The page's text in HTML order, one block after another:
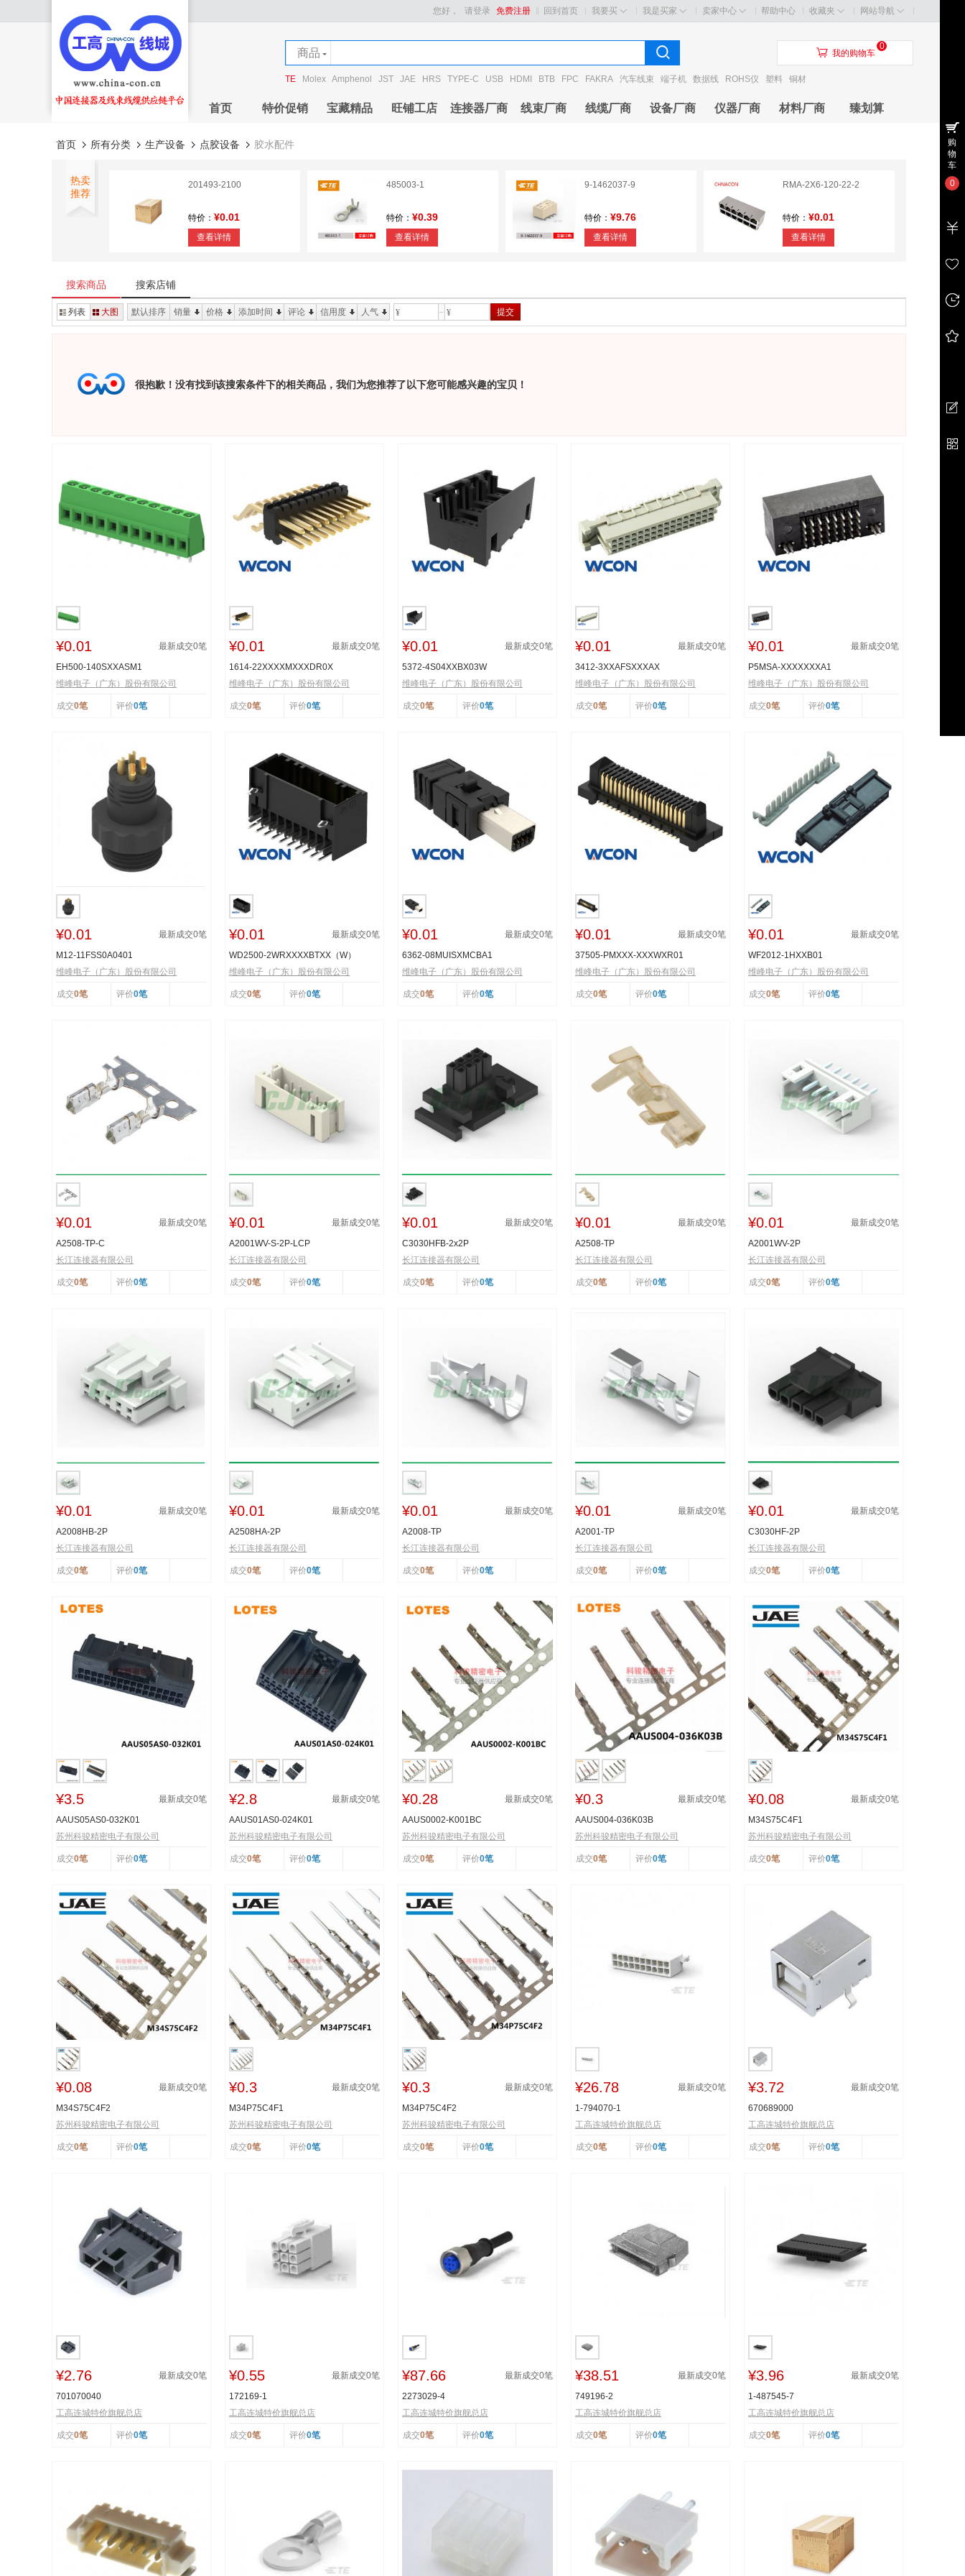
回到首页 我要买 我是买家 卖家中心 帮助中心 收藏夹 网站导航
您好， 请登录 免费注册
商品
店铺
TE Molex Amphenol JST JAE HRS TYPE-C USB HDMI BTB FPC FAKRA 汽车线束 端子机 数据线 ROHS仪 塑料 铜材
󰃦 我的购物车
0
首页 特价促销 宝藏精品 旺铺工店 连接器厂商 线束厂商 线缆厂商 设备厂商 仪器厂商 材料厂商 臻划算
首页 所有分类 生产设备 点胶设备 胶水配件
热卖
推荐
201493-2100
特价： ¥0.01
查看详情
485003-1
特价： ¥0.39
查看详情
9-1462037-9
特价： ¥9.76
查看详情
RMA-2X6-120-22-2
特价： ¥0.01
查看详情
特价：¥0
查看详情
搜索商品 搜索店铺
列表 大图 默认排序 销量 价格 添加时间 评论 信用度 人气 ¥ ¥ 提交
很抱歉！没有找到该搜索条件下的相关商品，我们为您推荐了以下您可能感兴趣的宝贝！
¥0.01 最新成交0笔
EH500-140SXXASM1
维峰电子（广东）股份有限公司
成交0笔 评价0笔
¥0.01 最新成交0笔
1614-22XXXXMXXXDR0X
维峰电子（广东）股份有限公司
成交0笔 评价0笔
¥0.01 最新成交0笔
5372-4S04XXBX03W
维峰电子（广东）股份有限公司
成交0笔 评价0笔
¥0.01 最新成交0笔
3412-3XXAFSXXXAX
维峰电子（广东）股份有限公司
成交0笔 评价0笔
¥0.01 最新成交0笔
P5MSA-XXXXXXXA1
维峰电子（广东）股份有限公司
成交0笔 评价0笔
¥0.01 最新成交0笔
M12-11FSS0A0401
维峰电子（广东）股份有限公司
成交0笔 评价0笔
¥0.01 最新成交0笔
WD2500-2WRXXXXBTXX（W）
维峰电子（广东）股份有限公司
成交0笔 评价0笔
¥0.01 最新成交0笔
6362-08MUISXMCBA1
维峰电子（广东）股份有限公司
成交0笔 评价0笔
¥0.01 最新成交0笔
37505-PMXXX-XXXWXR01
维峰电子（广东）股份有限公司
成交0笔 评价0笔
¥0.01 最新成交0笔
WF2012-1HXXB01
维峰电子（广东）股份有限公司
成交0笔 评价0笔
¥0.01 最新成交0笔
A2508-TP-C
长江连接器有限公司
成交0笔 评价0笔
¥0.01 最新成交0笔
A2001WV-S-2P-LCP
长江连接器有限公司
成交0笔 评价0笔
¥0.01 最新成交0笔
C3030HFB-2x2P
长江连接器有限公司
成交0笔 评价0笔
¥0.01 最新成交0笔
A2508-TP
长江连接器有限公司
成交0笔 评价0笔
¥0.01 最新成交0笔
A2001WV-2P
长江连接器有限公司
成交0笔 评价0笔
¥0.01 最新成交0笔
A2008HB-2P
长江连接器有限公司
成交0笔 评价0笔
¥0.01 最新成交0笔
A2508HA-2P
长江连接器有限公司
成交0笔 评价0笔
¥0.01 最新成交0笔
A2008-TP
长江连接器有限公司
成交0笔 评价0笔
¥0.01 最新成交0笔
A2001-TP
长江连接器有限公司
成交0笔 评价0笔
¥0.01 最新成交0笔
C3030HF-2P
长江连接器有限公司
成交0笔 评价0笔
¥3.5 最新成交0笔
AAUS05AS0-032K01
苏州科骏精密电子有限公司
成交0笔 评价0笔
¥2.8 最新成交0笔
AAUS01AS0-024K01
苏州科骏精密电子有限公司
成交0笔 评价0笔
¥0.28 最新成交0笔
AAUS0002-K001BC
苏州科骏精密电子有限公司
成交0笔 评价0笔
¥0.3 最新成交0笔
AAUS004-036K03B
苏州科骏精密电子有限公司
成交0笔 评价0笔
¥0.08 最新成交0笔
M34S75C4F1
苏州科骏精密电子有限公司
成交0笔 评价0笔
¥0.08 最新成交0笔
M34S75C4F2
苏州科骏精密电子有限公司
成交0笔 评价0笔
¥0.3 最新成交0笔
M34P75C4F1
苏州科骏精密电子有限公司
成交0笔 评价0笔
¥0.3 最新成交0笔
M34P75C4F2
苏州科骏精密电子有限公司
成交0笔 评价0笔
¥26.78 最新成交0笔
1-794070-1
工高连城特价旗舰总店
成交0笔 评价0笔
¥3.72 最新成交0笔
670689000
工高连城特价旗舰总店
成交0笔 评价0笔
¥2.76 最新成交0笔
701070040
工高连城特价旗舰总店
成交0笔 评价0笔
¥0.55 最新成交0笔
172169-1
工高连城特价旗舰总店
成交0笔 评价0笔
¥87.66 最新成交0笔
2273029-4
工高连城特价旗舰总店
成交0笔 评价0笔
¥38.51 最新成交0笔
749196-2
工高连城特价旗舰总店
成交0笔 评价0笔
¥3.96 最新成交0笔
1-487545-7
工高连城特价旗舰总店
成交0笔 评价0笔
购
物
车
0